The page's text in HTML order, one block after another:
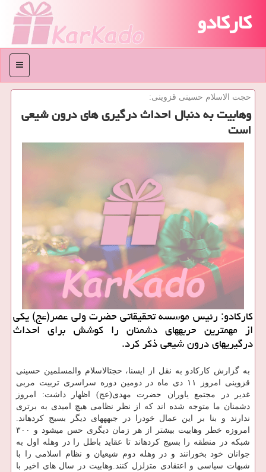
کارکادو
منو
حجت الاسلام حسینی قزوینی:
وهابیت به دنبال احداث درگیری های درون شیعی
است
كاركادو: رئیس موسسه تحقیقاتی حضرت ولی عصر(عج) یكی
از مهمترین حربه‎های دشمنان را كوشش برای احداث
درگیری‎های درون شیعی ذكر كرد.
به گزارش كاركادو به نقل از ایسنا، حجت‎الاسلام والمسلمین حسینی
قزوینی امروز ۱۱ دی ماه در دومین دوره سراسری تربیت مربی
غدیر در مجتمع یاوران حضرت مهدی(عج) اظهار داشت: امروز
دشمنان ما متوجه شده اند كه از نظر نظامی هیچ امیدی به برتری
ندارند و بنا بر این عمال خودرا در جبهه‎های دیگر بسیج كرده‎اند.
امروزه خطر وهابیت بیشتر از هر زمان دیگری حس می‎شود و ۳۰۰
شبكه در منطقه را بسیج كرده‎اند تا عقاید باطل را در وهله اول به
جوانان خود بخورانند و در وهله دوم شیعیان و نظام اسلامی را با
شبهات سیاسی و اعتقادی متزلزل كنند.وهابیت در سال های اخیر با